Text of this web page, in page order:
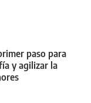
paso para
y agilizar la